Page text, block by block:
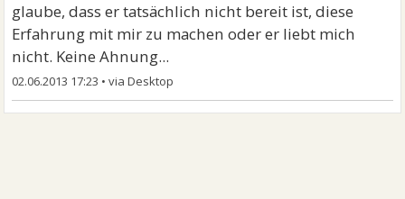
vorkommt - einfach aufgrund dessen, dass Du ja
wirklich einiges erreichst und sehr zielstrebig bist.
Ich hatte mal eine Freundin, die ebenfalls sehr
ehrgeizig und zielstrebig war. Allerdings hatte mich
das motiviert. Irgendwie habe ich ihr sogar zu
verdanken, dass ich das bin, was ich heute bin.
glaube, dass er tatsächlich nicht bereit ist, diese
Erfahrung mit mir zu machen oder er liebt mich
nicht. Keine Ahnung...
02.06.2013 17:23 •